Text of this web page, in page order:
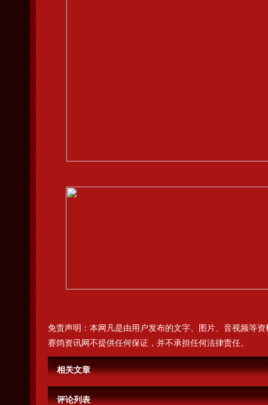
免责声明：本网凡是由用户发布的文字、图片、音视频等
赛鸽资讯网不提供任何保证，并不承担任何法律责任。
相关文章
评论列表